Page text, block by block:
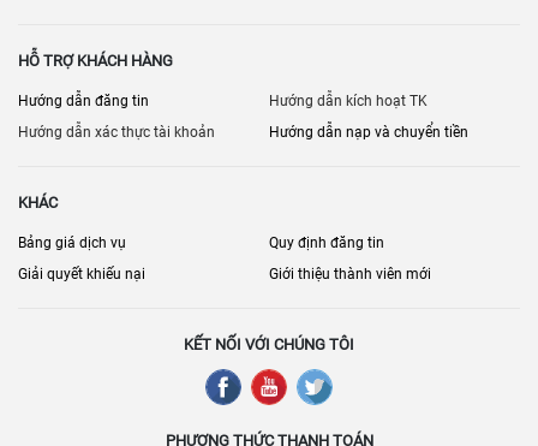
HỖ TRỢ KHÁCH HÀNG
Hướng dẫn đăng tin
Hướng dẫn kích hoạt TK
Hướng dẫn xác thực tài khoản
Hướng dẫn nạp và chuyển tiền
KHÁC
Bảng giá dịch vụ
Quy định đăng tin
Giải quyết khiếu nại
Giới thiệu thành viên mới
KẾT NỐI VỚI CHÚNG TÔI
PHƯƠNG THỨC THANH TOÁN